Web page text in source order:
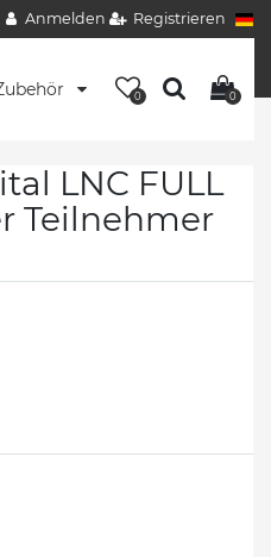
Anmelden Registrieren
0 0
LNC FULL
Teilnehmer